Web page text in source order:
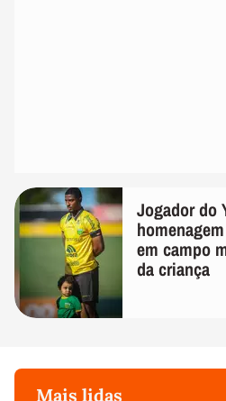
Jogador do
em campo
da criança
Mais lidas